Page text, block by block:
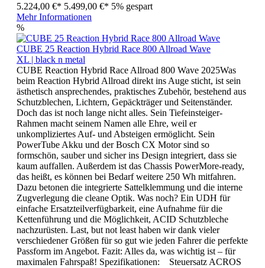
5.224,00 €* 5.499,00 €* 5% gespart
Mehr Informationen
%
CUBE 25 Reaction Hybrid Race 800 Allroad Wave
XL | black n metal
CUBE Reaction Hybrid Race Allroad 800 Wave 2025Was
beim Reaction Hybrid Allroad direkt ins Auge sticht, ist sein
ästhetisch ansprechendes, praktisches Zubehör, bestehend aus
Schutzblechen, Lichtern, Gepäckträger und Seitenständer.
Doch das ist noch lange nicht alles. Sein Tiefeinsteiger-
Rahmen macht seinem Namen alle Ehre, weil er
unkompliziertes Auf- und Absteigen ermöglicht. Sein
PowerTube Akku und der Bosch CX Motor sind so
formschön, sauber und sicher ins Design integriert, dass sie
kaum auffallen. Außerdem ist das Chassis PowerMore-ready,
das heißt, es können bei Bedarf weitere 250 Wh mitfahren.
Dazu betonen die integrierte Sattelklemmung und die interne
Zugverlegung die cleane Optik. Was noch? Ein UDH für
einfache Ersatzteilverfügbarkeit, eine Aufnahme für die
Kettenführung und die Möglichkeit, ACID Schutzbleche
nachzurüsten. Last, but not least haben wir dank vieler
verschiedener Größen für so gut wie jeden Fahrer die perfekte
Passform im Angebot. Fazit: Alles da, was wichtig ist – für
maximalen Fahrspaß! Spezifikationen: Steuersatz ACROS